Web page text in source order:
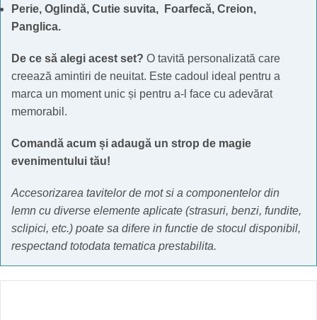
Perie, Oglindă, Cutie suvita, Foarfecă, Creion,
Panglica.
De ce să alegi acest set? O tavită personalizată care
creează amintiri de neuitat. Este cadoul ideal pentru a
marca un moment unic și pentru a-l face cu adevărat
memorabil.
Comandă acum și adaugă un strop de magie
evenimentului tău!
Accesorizarea tavitelor de mot si a componentelor din
lemn cu diverse elemente aplicate (strasuri, benzi, fundite,
sclipici, etc.) poate sa difere in functie de stocul disponibil,
respectand totodata tematica prestabilita.